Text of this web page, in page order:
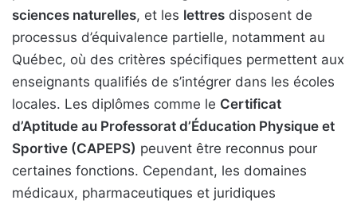
sciences naturelles, et les lettres disposent de
processus d’équivalence partielle, notamment au
Québec, où des critères spécifiques permettent aux
enseignants qualifiés de s’intégrer dans les écoles
locales. Les diplômes comme le Certificat
d’Aptitude au Professorat d’Éducation Physique et
Sportive (CAPEPS) peuvent être reconnus pour
certaines fonctions. Cependant, les domaines
médicaux, pharmaceutiques et juridiques